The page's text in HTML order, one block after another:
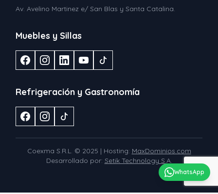
WhatsApp
Av. Avelino Martinez e/ San Blas y Santa Catalina.
Muebles y Sillas
Refrigeración y Gastronomía
Coexma S.R.L. © 2025 | Hosting: MaxDominios.com
Desarrollado por: Setik Technology S.A.